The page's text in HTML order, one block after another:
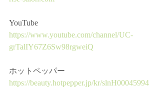
YouTube﻿
https://www.youtube.com/channel/UC-
grTalIY67Z6Sw98rgweiQ
ホットペッパー﻿
https://beauty.hotpepper.jp/kr/slnH00045994